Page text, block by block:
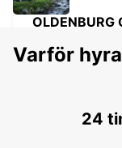
OLDENBURG
Varför
24